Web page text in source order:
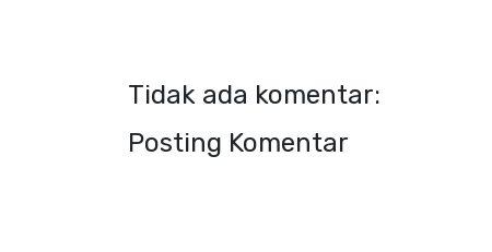
Tidak ada komentar:
Posting Komentar